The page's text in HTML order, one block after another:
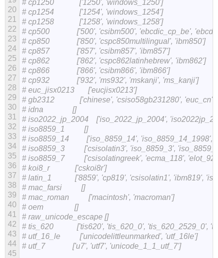
20
21
22
23
24
25
26
27
28
29
30
31
32
33
34
35
36
37
38
39
40
41
42
43
44
45
# cp1250             ['1250', 'windows_1250']
# cp1254             ['1254', 'windows_1254']
# cp1258             ['1258', 'windows_1258']
# cp500              ['500', 'csibm500', 'ebcdic_cp_be',
# cp850              ['850', 'cspc850multilingual', 'ibm850']
# cp857              ['857', 'csibm857', 'ibm857']
# cp862              ['862', 'cspc862latinhebrew', 'ibm862']
# cp866              ['866', 'csibm866', 'ibm866']
# cp932              ['932', 'ms932', 'mskanji', 'ms_kanji']
# euc_jisx0213       ['eucjisx0213']
# gb2312             ['chinese', 'csiso58gb231280',
# idna               []
# iso2022_jp_2004    ['iso_2022_jp_2004',
# iso8859_1          []
# iso8859_14         ['iso_8859_14',
# iso8859_3          ['csisolatin3', 'iso_8859_3',
# iso8859_7          ['csisolatingreek', 'ecma_118',
# koi8_r             ['cskoi8r']
# latin_1            ['8859', 'cp819', 'csisolatin1',
# mac_farsi          []
# mac_roman          ['macintosh', 'macroman']
# oem                []
# raw_unicode_escape []
# tis_620            ['tis620', 'tis_620_0',
# utf_16_le          ['unicodelittleunmarked', 'utf_16le']
# utf_7              ['u7', 'utf7', 'unicode_1_1_utf_7']